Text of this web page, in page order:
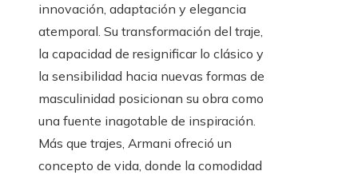
innovación, adaptación y elegancia
atemporal. Su transformación del traje,
la capacidad de resignificar lo clásico y
la sensibilidad hacia nuevas formas de
masculinidad posicionan su obra como
una fuente inagotable de inspiración.
Más que trajes, Armani ofreció un
concepto de vida, donde la comodidad